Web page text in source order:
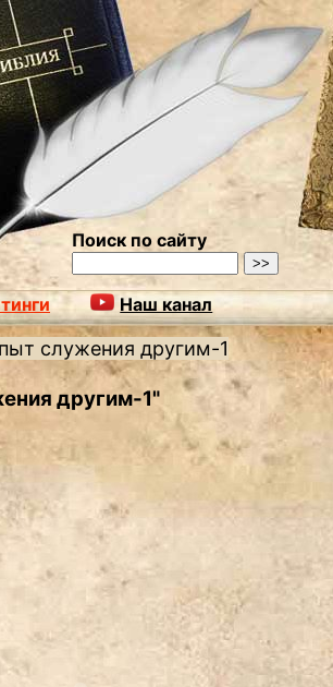
Поиск по сайту
Наш канал
служения другим-1
другим-1"